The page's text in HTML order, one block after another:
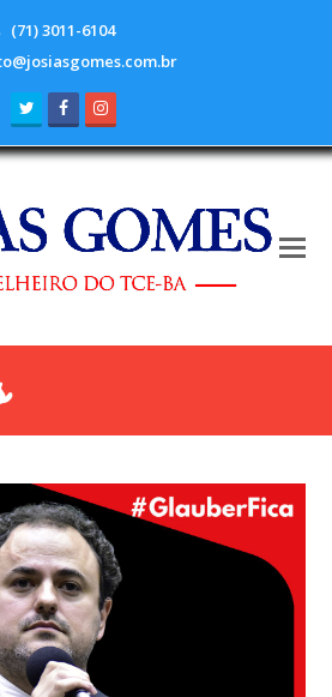
(71) 3011-6104
TwitterFacebook